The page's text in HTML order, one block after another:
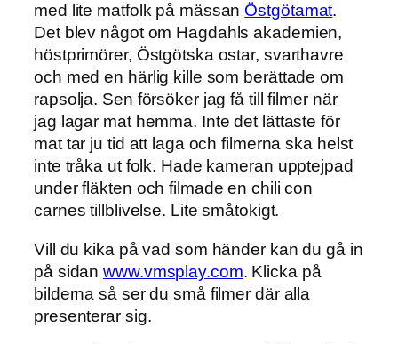
med lite matfolk på mässan Östgötamat.
Det blev något om Hagdahls akademien,
höstprimörer, Östgötska ostar, svarthavre
och med en härlig kille som berättade om
rapsolja. Sen försöker jag få till filmer när
jag lagar mat hemma. Inte det lättaste för
mat tar ju tid att laga och filmerna ska helst
inte tråka ut folk. Hade kameran upptejpad
under fläkten och filmade en chili con
carnes tillblivelse. Lite småtokigt.
Vill du kika på vad som händer kan du gå in
på sidanwww.vmsplay.com. Klicka på
bilderna så ser du små filmer där alla
presenterar sig.